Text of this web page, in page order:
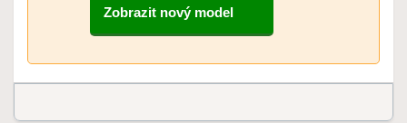
Zobrazit nový model